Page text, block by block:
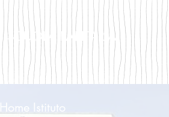
SCUOLA PARITARIA
Home Istituto